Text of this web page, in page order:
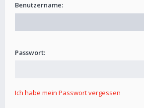
Benutzername:
Passwort:
Ich habe mein Passwort vergessen